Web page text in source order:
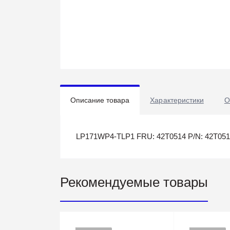
Описание товара Характеристики
LP171WP4-TLP1 FRU: 42T0514 P/N:
Рекомендуемые товары